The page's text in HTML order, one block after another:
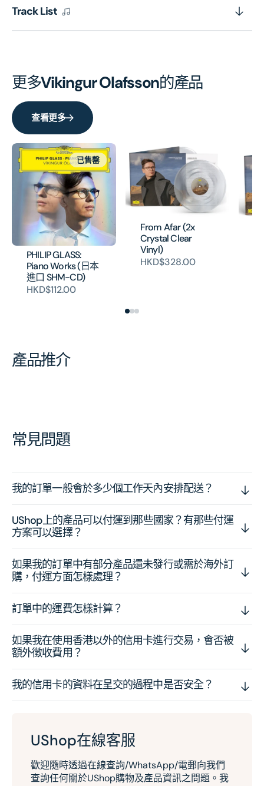
Track List
更多Vikingur Olafsson的產品
查看更多
PHILIP GLASS:
Piano Works (日本
進口 SHM-CD)
HKD$112.00
已售罄
From Afar (2x
Crystal Clear
Vinyl)
HKD$328.00
產品推介
常見問題
我的訂單一般會於多少個工作天內安排配送？
UShop上的產品可以付運到那些國家？有那些付運
方案可以選擇？
如果我的訂單中有部分產品還未發行或需於海外訂
購，付運方面怎樣處理？
訂單中的運費怎樣計算？
如果我在使用香港以外的信用卡進行交易，會否被
額外徵收費用？
我的信用卡的資料在呈交的過程中是否安全？
UShop在線客服
歡迎隨時透過在線查詢/WhatsApp/電郵向我們
查詢任何關於UShop購物及產品資訊之問題。我